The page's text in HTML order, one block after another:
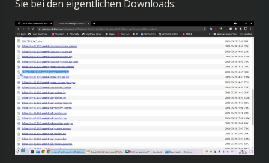
Sie bei den eigentlichen Downloads: